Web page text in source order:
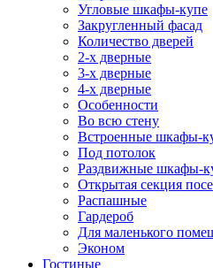
Угловые шкафы-купе
Закругленный фасад
Количество дверей
2-х дверные
3-х дверные
4-х дверные
Особенности
Во всю стену
Встроенные шкафы-
Под потолок
Раздвижные шкафы-
Открытая секция
Распашные
Гардероб
Для маленького
Эконом
Гостиные